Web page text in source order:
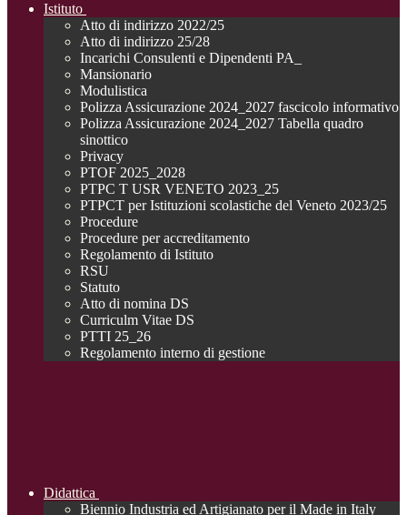
Istituto
Atto di indirizzo 2022/25
Atto di indirizzo 25/28
Incarichi Consulenti e Dipendenti PA_
Mansionario
Modulistica
Polizza Assicurazione 2024_2027 fascicolo informativo
Polizza Assicurazione 2024_2027 Tabella quadro
sinottico
Privacy
PTOF 2025_2028
PTPC T USR VENETO 2023_25
PTPCT per Istituzioni scolastiche del Veneto 2023/25
Procedure
Procedure per accreditamento
Regolamento di Istituto
RSU
Statuto
Atto di nomina DS
Curriculm Vitae DS
PTTI 25_26
Regolamento interno di gestione
Didattica
Biennio Industria ed Artigianato per il Made in Italy